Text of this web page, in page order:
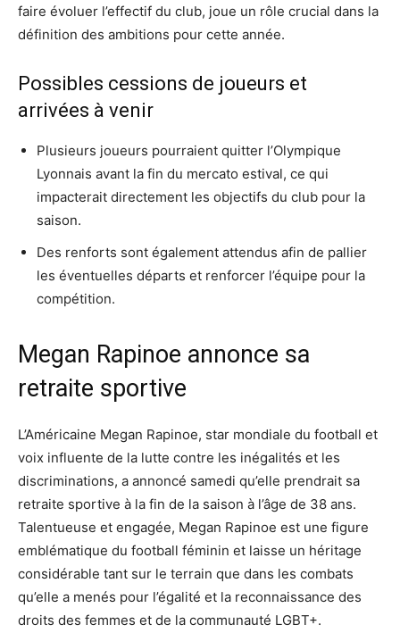
faire évoluer l’effectif du club, joue un rôle crucial dans la
définition des ambitions pour cette année.
Possibles cessions de joueurs et
arrivées à venir
Plusieurs joueurs pourraient quitter l’Olympique
Lyonnais avant la fin du mercato estival, ce qui
impacterait directement les objectifs du club pour la
saison.
Des renforts sont également attendus afin de pallier
les éventuelles départs et renforcer l’équipe pour la
compétition.
Megan Rapinoe annonce sa
retraite sportive
L’Américaine Megan Rapinoe, star mondiale du football et
voix influente de la lutte contre les inégalités et les
discriminations, a annoncé samedi qu’elle prendrait sa
retraite sportive à la fin de la saison à l’âge de 38 ans.
Talentueuse et engagée, Megan Rapinoe est une figure
emblématique du football féminin et laisse un héritage
considérable tant sur le terrain que dans les combats
qu’elle a menés pour l’égalité et la reconnaissance des
droits des femmes et de la communauté LGBT+.